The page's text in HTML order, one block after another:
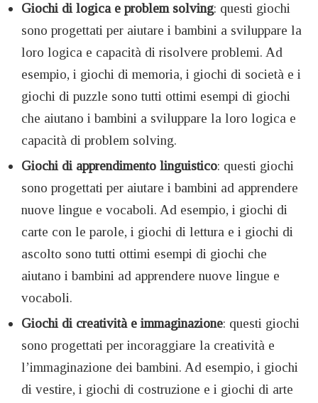
Giochi di logica e problem solving: questi giochi
sono progettati per aiutare i bambini a sviluppare la
loro logica e capacità di risolvere problemi. Ad
esempio, i giochi di memoria, i giochi di società e i
giochi di puzzle sono tutti ottimi esempi di giochi
che aiutano i bambini a sviluppare la loro logica e
capacità di problem solving.
Giochi di apprendimento linguistico: questi giochi
sono progettati per aiutare i bambini ad apprendere
nuove lingue e vocaboli. Ad esempio, i giochi di
carte con le parole, i giochi di lettura e i giochi di
ascolto sono tutti ottimi esempi di giochi che
aiutano i bambini ad apprendere nuove lingue e
vocaboli.
Giochi di creatività e immaginazione: questi giochi
sono progettati per incoraggiare la creatività e
l’immaginazione dei bambini. Ad esempio, i giochi
di vestire, i giochi di costruzione e i giochi di arte